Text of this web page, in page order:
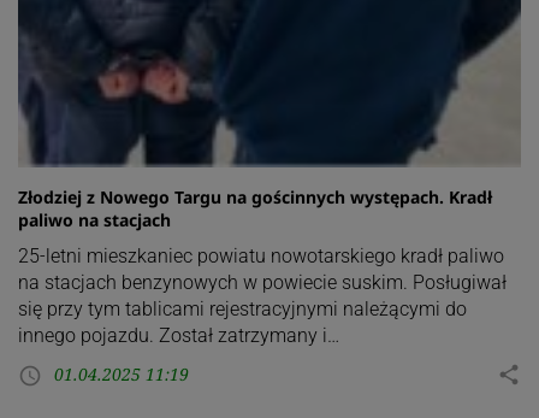
Złodziej z Nowego Targu na gościnnych występach. Kradł
paliwo na stacjach
25-letni mieszkaniec powiatu nowotarskiego kradł paliwo
na stacjach benzynowych w powiecie suskim. Posługiwał
się przy tym tablicami rejestracyjnymi należącymi do
innego pojazdu. Został zatrzymany i…
access_time 01.04.2025 11:19 share